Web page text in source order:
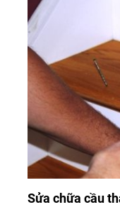
Sửa chữa cầu